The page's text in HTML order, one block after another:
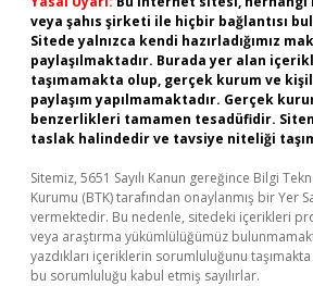
veya şahıs şirketi ile hiçbir bağlantısı
Sitede yalnızca kendi hazırladığımız
paylaşılmaktadır. Burada yer alan
taşımamakta olup, gerçek kurum ve
paylaşım yapılmamaktadır. Gerçek
benzerlikleri tamamen tesadüfidir.
taslak halindedir ve tavsiye niteliği
Sitemiz, 5651 Sayılı Kanun gereğince Bilgi
Kurumu (BTK) tarafından onaylanmış bir Yer
vermektedir. Bu nedenle, sitedeki içerikleri
veya araştırma yükümlülüğümüz
yazdıkları içeriklerin sorumluluğunu
bu sorumluluğu kabul etmiş sayılırlar.